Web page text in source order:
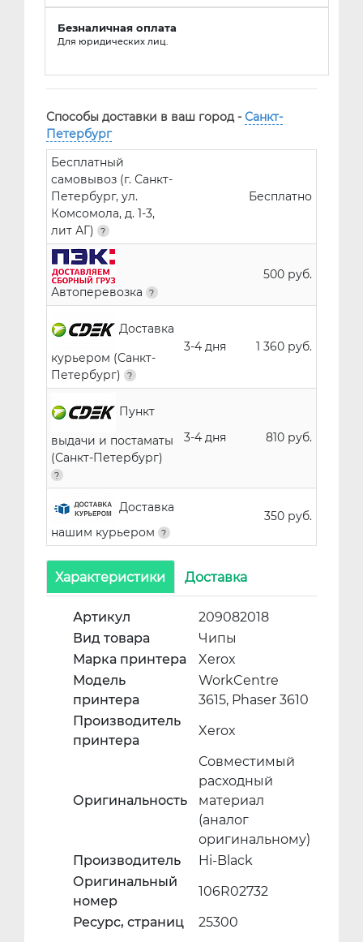
Безналичная оплата
Для юридических лиц.
Способы доставки в ваш город - Санкт-
Петербург
Бесплатный
самовывоз (г. Санкт-
Петербург, ул.
Комсомола, д. 1-3,
лит АГ)
Бесплатно
Автоперевозка
500 руб.
Доставка
курьером (Санкт-
Петербург)
3-4 дня 1 360 руб.
Пункт
выдачи и постаматы
(Санкт-Петербург)
3-4 дня 810 руб.
Доставка
нашим курьером
350 руб.
Характеристики Доставка
Артикул
209082018
Вид товара
Чипы
Марка принтера
Xerox
Модель
принтера
WorkCentre
3615, Phaser 3610
Производитель
принтера
Xerox
Оригинальность
Совместимый
расходный
материал
(аналог
оригинальному)
Производитель
Hi-Black
Оригинальный
номер
106R02732
Ресурс, страниц
25300